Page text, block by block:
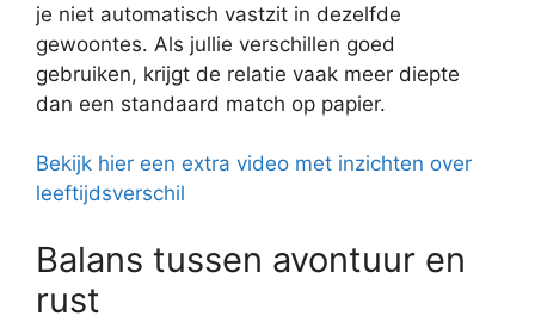
je niet automatisch vastzit in dezelfde
gewoontes. Als jullie verschillen goed
gebruiken, krijgt de relatie vaak meer diepte
dan een standaard match op papier.
Bekijk hier een extra video met inzichten over
leeftijdsverschil
Balans tussen avontuur en
rust